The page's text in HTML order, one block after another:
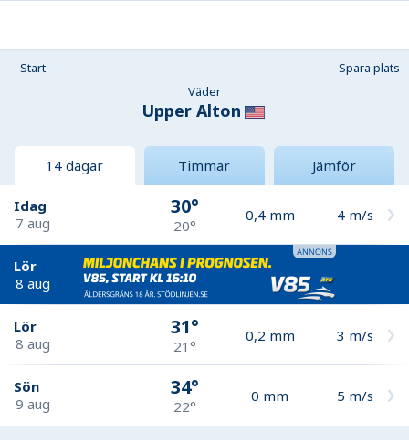
Start
Spara plats
Väder
Upper Alton
14 dagar Timmar Jämför
Idag
7 aug
30°
20°
0,4 mm 4 m/s
Lör
8 aug
Lör
8 aug
31°
21°
0,2 mm 3 m/s
Sön
9 aug
34°
22°
0 mm 5 m/s